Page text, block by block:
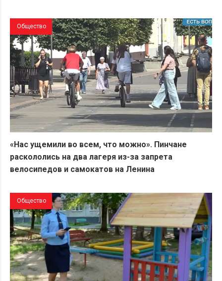
Общество
«Нас ущемили во всем, что можно». Пинчане
раскололись на два лагеря из-за запрета
велосипедов и самокатов на Ленина
Общество